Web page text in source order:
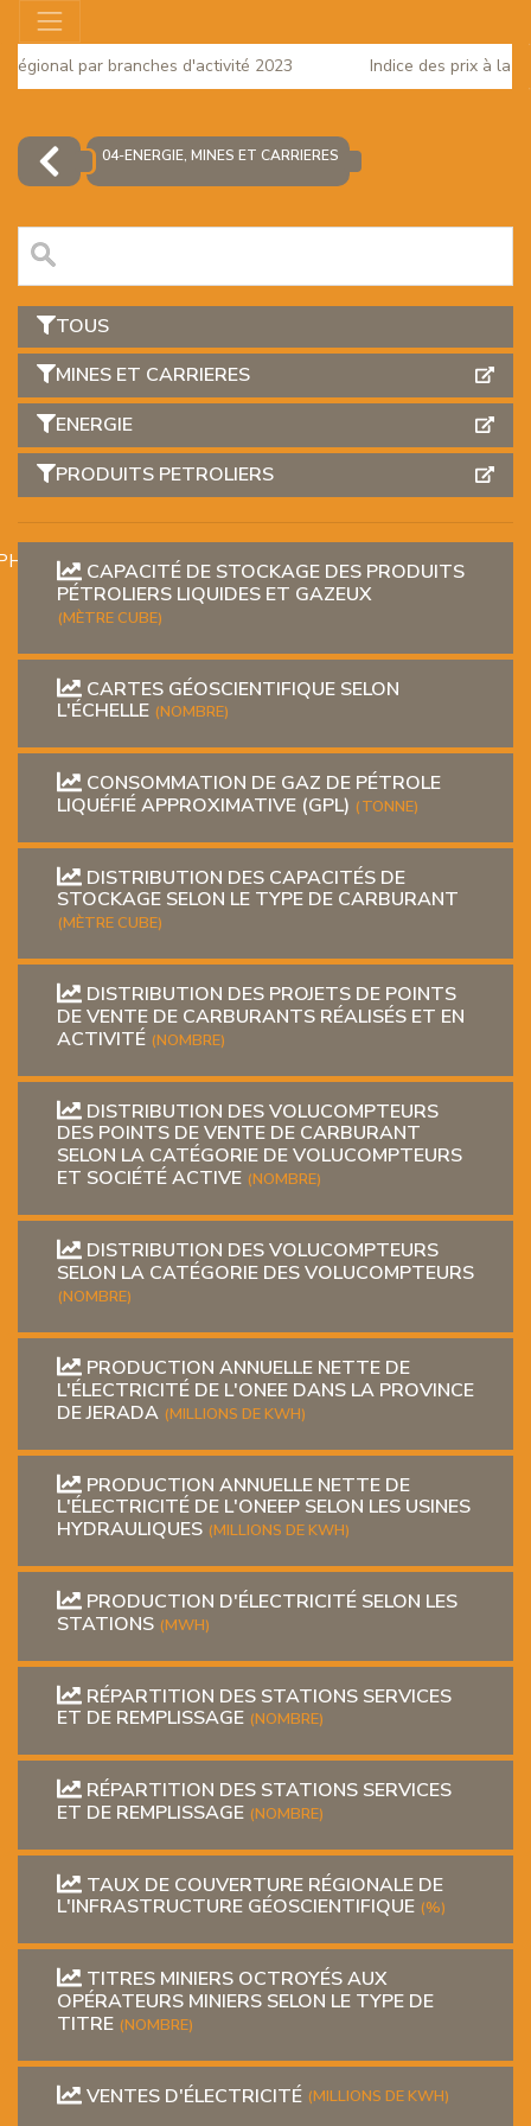
par branches d'activité 2023
Indice des prix à la
04-ENERGIE, MINES ET CARRIERES
TOUS
MINES ET CARRIERES
ENERGIE
PRODUITS PETROLIERS
CAPACITÉ DE STOCKAGE DES PRODUITS
PÉTROLIERS LIQUIDES ET GAZEUX
(MÈTRE CUBE)
CARTES GÉOSCIENTIFIQUE SELON
L'ÉCHELLE (NOMBRE)
CONSOMMATION DE GAZ DE PÉTROLE
LIQUÉFIÉ APPROXIMATIVE (GPL) (TONNE)
DISTRIBUTION DES CAPACITÉS DE
STOCKAGE SELON LE TYPE DE CARBURANT
(MÈTRE CUBE)
DISTRIBUTION DES PROJETS DE POINTS
DE VENTE DE CARBURANTS RÉALISÉS ET EN
ACTIVITÉ (NOMBRE)
DISTRIBUTION DES VOLUCOMPTEURS
DES POINTS DE VENTE DE CARBURANT
SELON LA CATÉGORIE DE VOLUCOMPTEURS
ET SOCIÉTÉ ACTIVE (NOMBRE)
DISTRIBUTION DES VOLUCOMPTEURS
SELON LA CATÉGORIE DES VOLUCOMPTEURS
(NOMBRE)
PRODUCTION ANNUELLE NETTE DE
L'ÉLECTRICITÉ DE L'ONEE DANS LA PROVINCE
DE JERADA (MILLIONS DE KWH)
PRODUCTION ANNUELLE NETTE DE
L'ÉLECTRICITÉ DE L'ONEEP SELON LES USINES
HYDRAULIQUES (MILLIONS DE KWH)
PRODUCTION D'ÉLECTRICITÉ SELON LES
STATIONS (MWH)
RÉPARTITION DES STATIONS SERVICES
ET DE REMPLISSAGE (NOMBRE)
RÉPARTITION DES STATIONS SERVICES
ET DE REMPLISSAGE (NOMBRE)
TAUX DE COUVERTURE RÉGIONALE DE
L'INFRASTRUCTURE GÉOSCIENTIFIQUE (%)
TITRES MINIERS OCTROYÉS AUX
OPÉRATEURS MINIERS SELON LE TYPE DE
TITRE (NOMBRE)
VENTES D'ÉLECTRICITÉ (MILLIONS DE KWH)